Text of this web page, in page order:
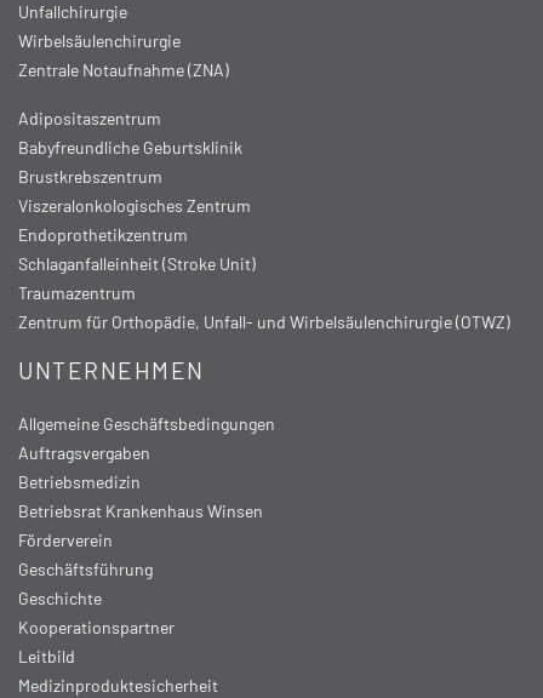
Unfallchirurgie
Wirbelsäulenchirurgie
Zentrale Notaufnahme (ZNA)
Adipositaszentrum
Babyfreundliche Geburtsklinik
Brustkrebszentrum
Viszeralonkologisches Zentrum
Endoprothetikzentrum
Schlaganfalleinheit (Stroke Unit)
Traumazentrum
Zentrum für Orthopädie, Unfall- und Wirbelsäulenchirurgie (OTWZ)
UNTERNEHMEN
Allgemeine Geschäftsbedingungen
Auftragsvergaben
Betriebsmedizin
Betriebsrat Krankenhaus Winsen
Förderverein
Geschäftsführung
Geschichte
Kooperationspartner
Leitbild
Medizinproduktesicherheit